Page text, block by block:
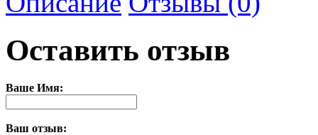
Оставить отзыв
Ваше Имя:
Ваш отзыв: